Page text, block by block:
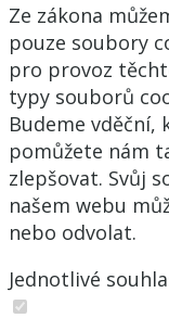
Ze zákona
pouze soubory
pro provoz
typy souborů
Budeme vděční,
pomůžete nám
zlepšovat. Svůj
našem webu
nebo odvolat.
Jednotlivé